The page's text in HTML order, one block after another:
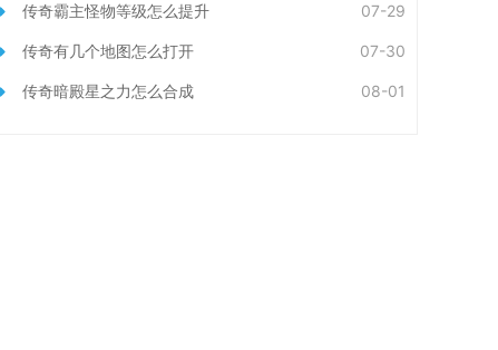
传奇霸主怪物等级怎么提升 07-29
传奇有几个地图怎么打开 07-30
传奇暗殿星之力怎么合成 08-01